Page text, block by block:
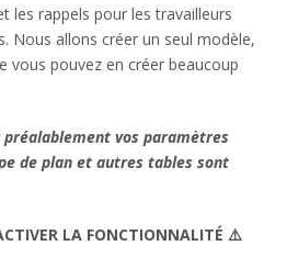
les rappels pour les travailleurs
Nous allons créer un seul modèle,
vous pouvez en créer beaucoup
préalablement vos paramètres
de plan et autres tables sont
LA FONCTIONNALITÉ ⚠️